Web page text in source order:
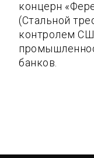
концерн
(Стальной
контролем
банков.